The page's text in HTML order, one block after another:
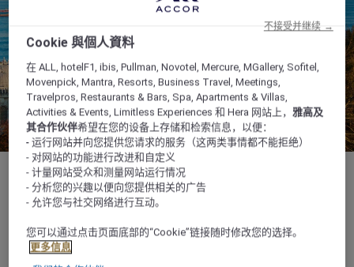
关于
土耳其城市伊斯坦布尔位于博斯普鲁斯海峡沿岸，融合了欧
Cookie 與個人資料
在 ALL, hotelF1, ibis, Pullman, Novotel, Mercure, MGallery, Sofitel,
Movenpick, Mantra, Resorts, Business Travel, Meetings,
Travelpros, Restaurants & Bars, Spa, Apartments & Villas,
Activities & Events, Limitless Experiences 和 Hera 网站上， 雅高及
其合作伙伴希望在您的设备上存储和检索信息，以便：
- 运行网站并向您提供您请求的服务（这两类事情都不能拒绝）
- 对网站的功能进行改进和自定义
- 计量网站受众和测量网站运行情况
- 分析您的兴趣以便向您提供相关的广告
- 允许您与社交网络进行互动。
您可以通过点击页面底部的“Cookie”链接随时修改您的选择。
更多信息
不接受并继续 →